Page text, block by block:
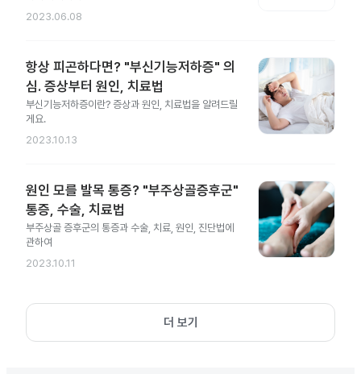
2023.06.08
항상 피곤하다면? "부신기능저하증" 의
심. 증상부터 원인, 치료법
부신기능저하증이란? 증상과 원인, 치료법을 알려드릴
게요.
2023.10.13
원인 모를 발목 통증? "부주상골증후군"
통증, 수술, 치료법
부주상골 증후군의 통증과 수술, 치료, 원인, 진단법에
관하여
2023.10.11
더 보기